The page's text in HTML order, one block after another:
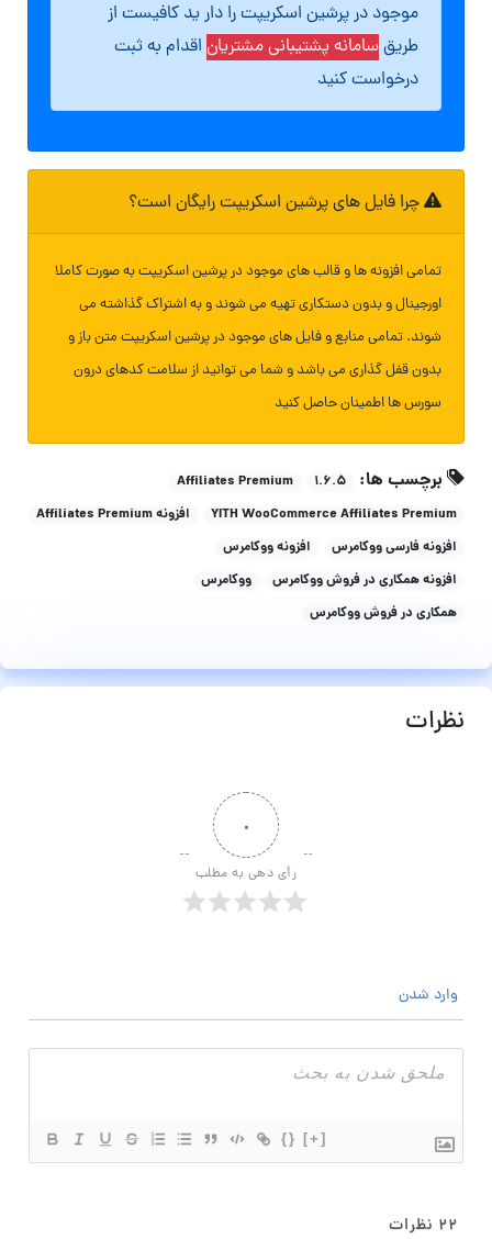
موجود در پرشین اسکریپت را دار ید کافیست از
طریقسامانه پشتیبانی مشتریان اقدام به ثبت
درخواست کنید
چرا فایل های پرشین اسکریپت رایگان است؟
تمامی افزونه ها و قالب های موجود در پرشین اسکریپت به صورت کاملا
اورجینال و بدون دستکاری تهیه می شوند و به اشتراک گذاشته می
شوند. تمامی منابع و فایل های موجود در پرشین اسکریپت متن باز و
بدون قفل گذاری می باشد و شما می توانید از سلامت کدهای درون
سورس ها اطمینان حاصل کنید
برچسب ها: ۱.۶.۵
Affiliates Premium
YITH WooCommerce Affiliates Premium
افزونه Affiliates Premium
افزونه فارسی ووکامرس
افزونه ووکامرس
افزونه همکاری در فروش ووکامرس
ووکامرس
همکاری در فروش ووکامرس
نظرات
۰
رأی دهی به مطلب
وارد شدن
{} [+]
۲۲ نظرات